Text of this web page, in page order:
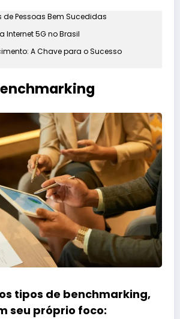
de Pessoas Bem Sucedidas
Internet 5G no Brasil
A Chave para o Sucesso
tipos de benchmarking,
seu próprio foco: